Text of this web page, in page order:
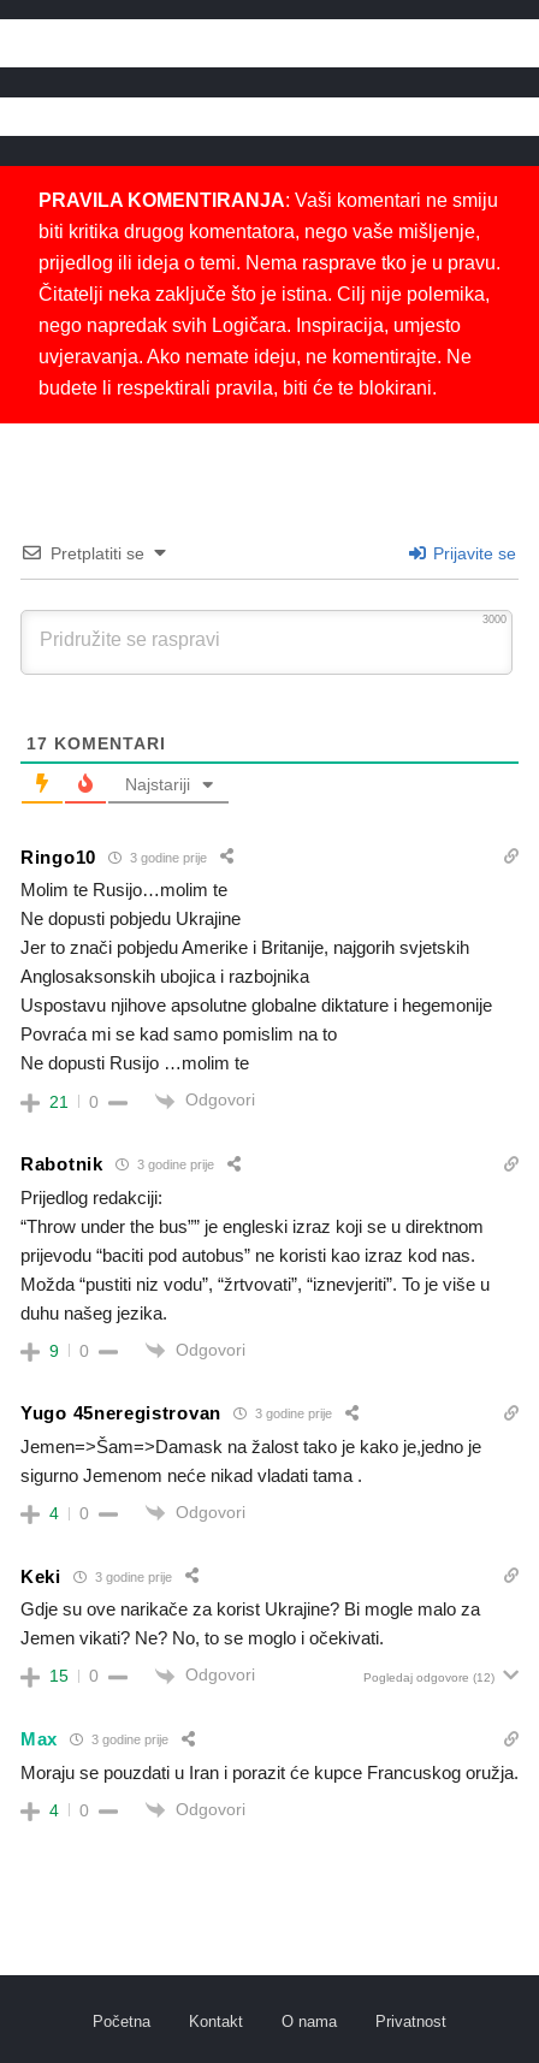
PRAVILA KOMENTIRANJA: Vaši komentari ne smiju
biti kritika drugog komentatora, nego vaše mišljenje,
prijedlog ili ideja o temi. Nema rasprave tko je u pravu.
Čitatelji neka zaključe što je istina. Cilj nije polemika,
nego napredak svih Logičara. Inspiracija, umjesto
uvjeravanja. Ako nemate ideju, ne komentirajte. Ne
budete li respektirali pravila, biti će te blokirani.
Pretplatiti se Prijavite se
3000
17 KOMENTARI
Najstariji
Ringo10 3 godine prije
Molim te Rusijo…molim te
Ne dopusti pobjedu Ukrajine
Jer to znači pobjedu Amerike i Britanije, najgorih svjetskih
Anglosaksonskih ubojica i razbojnika
Uspostavu njihove apsolutne globalne diktature i hegemonije
Povraća mi se kad samo pomislim na to
Ne dopusti Rusijo …molim te
21 0 Odgovori
Rabotnik 3 godine prije
Prijedlog redakciji:
“Throw under the bus”” je engleski izraz koji se u direktnom
prijevodu “baciti pod autobus” ne koristi kao izraz kod nas.
Možda “pustiti niz vodu”, “žrtvovati”, “iznevjeriti”. To je više u
duhu našeg jezika.
9 0 Odgovori
Yugo 45neregistrovan 3 godine prije
Jemen=>Šam=>Damask na žalost tako je kako je,jedno je
sigurno Jemenom neće nikad vladati tama .
4 0 Odgovori
Keki 3 godine prije
Gdje su ove narikače za korist Ukrajine? Bi mogle malo za
Jemen vikati? Ne? No, to se moglo i očekivati.
15 0 Odgovori Pogledaj odgovore (12)
Max 3 godine prije
Moraju se pouzdati u Iran i porazit će kupce Francuskog oružja.
4 0 Odgovori
Početna Kontakt O nama Privatnost